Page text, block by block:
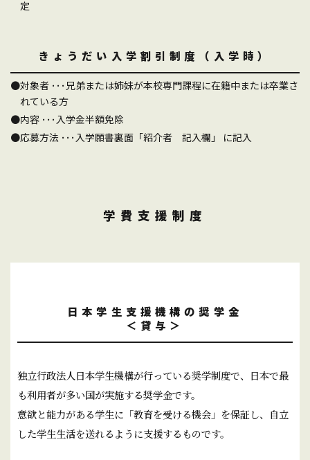
定
きょうだい入学割引制度（入学時）
対象者 ･･･兄弟または姉妹が本校専門課程に在籍中または卒業さ
れている方
内容 ･･･入学金半額免除
応募方法 ･･･入学願書裏面「紹介者 記入欄」 に記入
学費支援制度
日本学生支援機構の奨学金
＜貸与＞
独立行政法人日本学生機構が行っている奨学制度で、日本で最
も利用者が多い国が実施する奨学金です。
意欲と能力がある学生に「教育を受ける機会」を保証し、自立
した学生生活を送れるように支援するものです。